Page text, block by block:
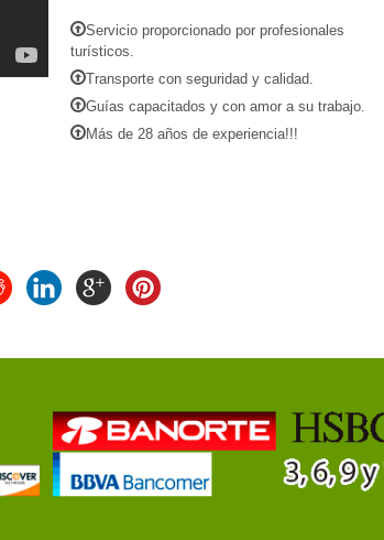
Servicio proporcionado por profesionales
turísticos.
Transporte con seguridad y calidad.
Guías capacitados y con amor a su trabajo.
Más de 28 años de experiencia!!!